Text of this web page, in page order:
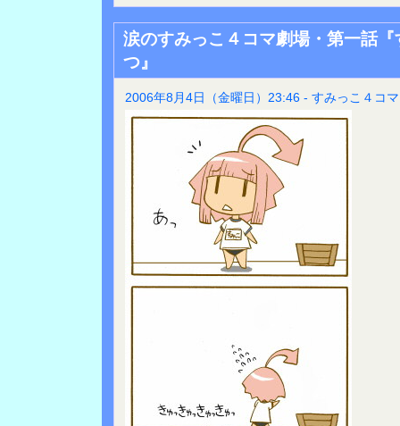
涙のすみっこ４コマ劇場・第一話
つ』
2006年8月4日（金曜日）23:46 - すみっこ４コマ